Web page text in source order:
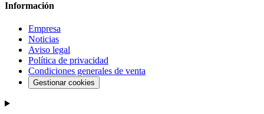
Información
Empresa
Noticias
Aviso legal
Política de privacidad
Condiciones generales de venta
Gestionar cookies